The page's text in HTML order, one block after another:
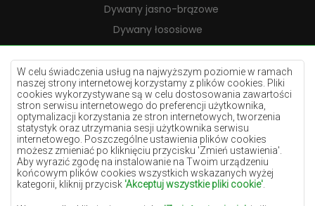
W celu świadczenia usług na najwyższym poziomie w ramach
naszej strony internetowej korzystamy z plików cookies. Pliki
cookies wykorzystywane są w celu dostosowania zawartości
stron serwisu internetowego do preferencji użytkownika,
optymalizacji korzystania ze stron internetowych, tworzenia
statystyk oraz utrzymania sesji użytkownika serwisu
internetowego. Poszczególne ustawienia plików cookies
możesz zmieniać po kliknięciu przycisku 'Zmień ustawienia'.
Aby wyrazić zgodę na instalowanie na Twoim urządzeniu
końcowym plików cookies wszystkich wskazanych wyżej
kategorii, kliknij przycisk 'Akceptuj wszystkie pliki cookie'
Dywany jasno-brązowe
Dywany łososiowe
Dywany kremowe
Dywany lilac
Dywany żółte
Dywany miętowe
Dywany niebieskie
Dywany pomarańczowe
Dywany różowe
Dywany szare